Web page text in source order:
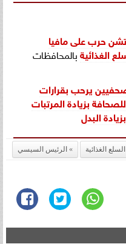
تشن حرب على مافيا
الغذائيةبالمحافظات
يرحب بقرارات
بزيادة المرتبات
البدل
السلع الغذائية الرئيس السيسي